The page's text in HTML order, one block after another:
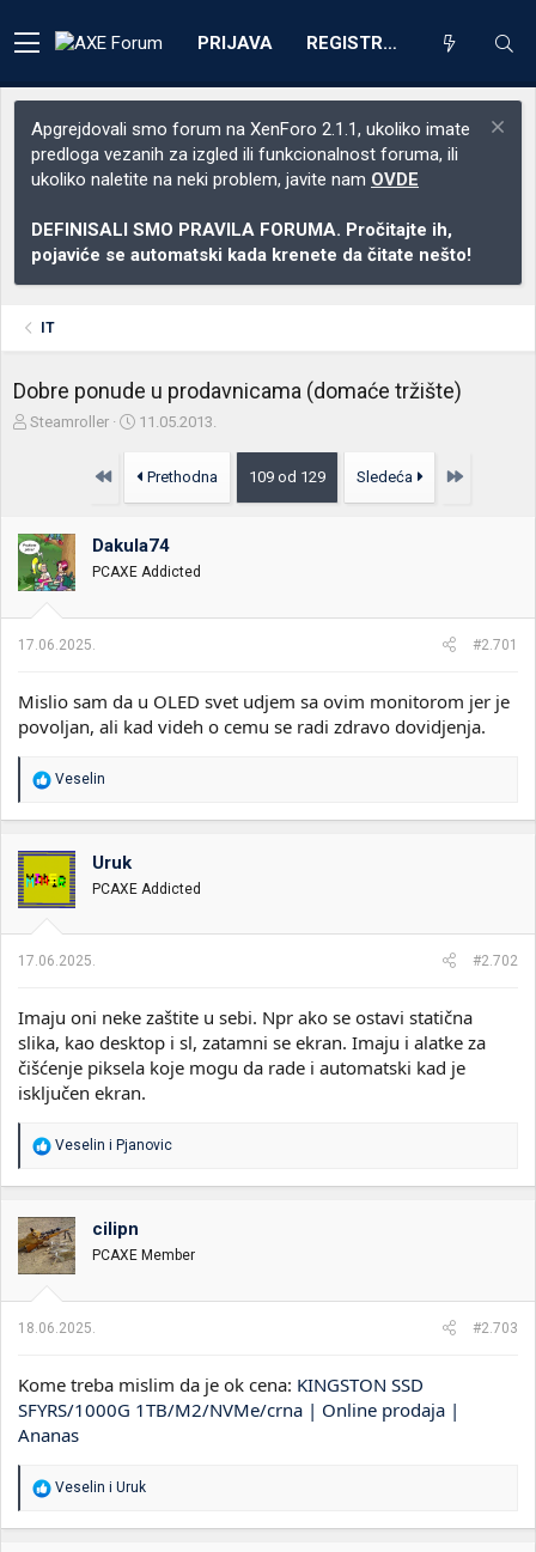
PRIJAVA REGISTRACIJA
Apgrejdovali smo forum na XenForo 2.1.1, ukoliko imate
predloga vezanih za izgled ili funkcionalnost foruma, ili
ukoliko naletite na neki problem, javite nam OVDE
DEFINISALI SMO PRAVILA FORUMA. Pročitajte ih,
pojaviće se automatski kada krenete da čitate nešto!
IT
Dobre ponude u prodavnicama (domaće tržište)
Z
i
k
t
e
m
Steamroller
D
u
m
o
k
e
j
a
11.05.2013.
Prvo Prethodna 109 od 129 Sledeća Poslednja
Dakula74
PCAXE Addicted
17.06.2025. #2.701
Mislio sam da u OLED svet udjem sa ovim monitorom jer je
povoljan, ali kad videh o cemu se radi zdravo dovidjenja.
R
o
v
a
n
:
Veselin
Uruk
PCAXE Addicted
17.06.2025. #2.702
Imaju oni neke zaštite u sebi. Npr ako se ostavi statična
slika, kao desktop i sl, zatamni se ekran. Imaju i alatke za
čišćenje piksela koje mogu da rade i automatski kad je
isključen ekran.
R
a
o
v
a
n
:
Veselin i Pjanovic
cilipn
PCAXE Member
18.06.2025. #2.703
Kome treba mislim da je ok cena: KINGSTON SSD
SFYRS/1000G 1TB/M2/NVMe/crna | Online prodaja |
Ananas
R
Veselin i Uruk